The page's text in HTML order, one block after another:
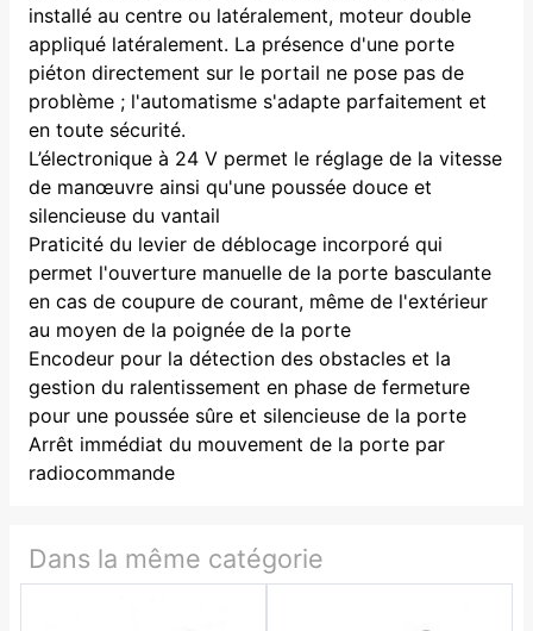
installé au centre ou latéralement, moteur double
appliqué latéralement. La présence d'une porte
piéton directement sur le portail ne pose pas de
problème ; l'automatisme s'adapte parfaitement et
en toute sécurité.
L’électronique à 24 V permet le réglage de la vitesse
de manœuvre ainsi qu'une poussée douce et
silencieuse du vantail
Praticité du levier de déblocage incorporé qui
permet l'ouverture manuelle de la porte basculante
en cas de coupure de courant, même de l'extérieur
au moyen de la poignée de la porte
Encodeur pour la détection des obstacles et la
gestion du ralentissement en phase de fermeture
pour une poussée sûre et silencieuse de la porte
Arrêt immédiat du mouvement de la porte par
radiocommande
Dans la même catégorie